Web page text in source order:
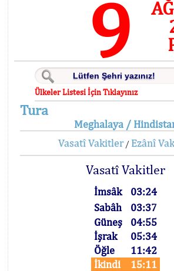
9
Ülkeler Listesi İçin Tıklayınız
Tura
Meghalaya /
Vasatî Vakitler/ Ezânî
Vasatî Vakitler
İmsâk
03:24
Sabâh
03:37
Güneş
04:55
İşrak
05:34
Öğle
11:42
İkindi
15:11